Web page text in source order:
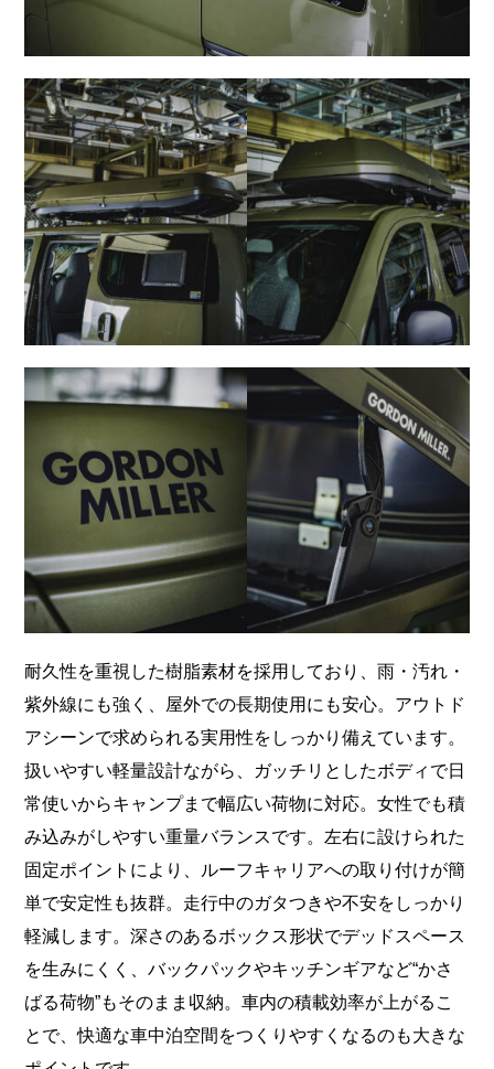
耐久性を重視した樹脂素材を採用しており、雨・汚れ・
紫外線にも強く、屋外での長期使用にも安心。アウトド
アシーンで求められる実用性をしっかり備えています。
扱いやすい軽量設計ながら、ガッチリとしたボディで日
常使いからキャンプまで幅広い荷物に対応。女性でも積
み込みがしやすい重量バランスです。左右に設けられた
固定ポイントにより、ルーフキャリアへの取り付けが簡
単で安定性も抜群。走行中のガタつきや不安をしっかり
軽減します。深さのあるボックス形状でデッドスペース
を生みにくく、バックパックやキッチンギアなど“かさ
ばる荷物”もそのまま収納。車内の積載効率が上がるこ
とで、快適な車中泊空間をつくりやすくなるのも大きな